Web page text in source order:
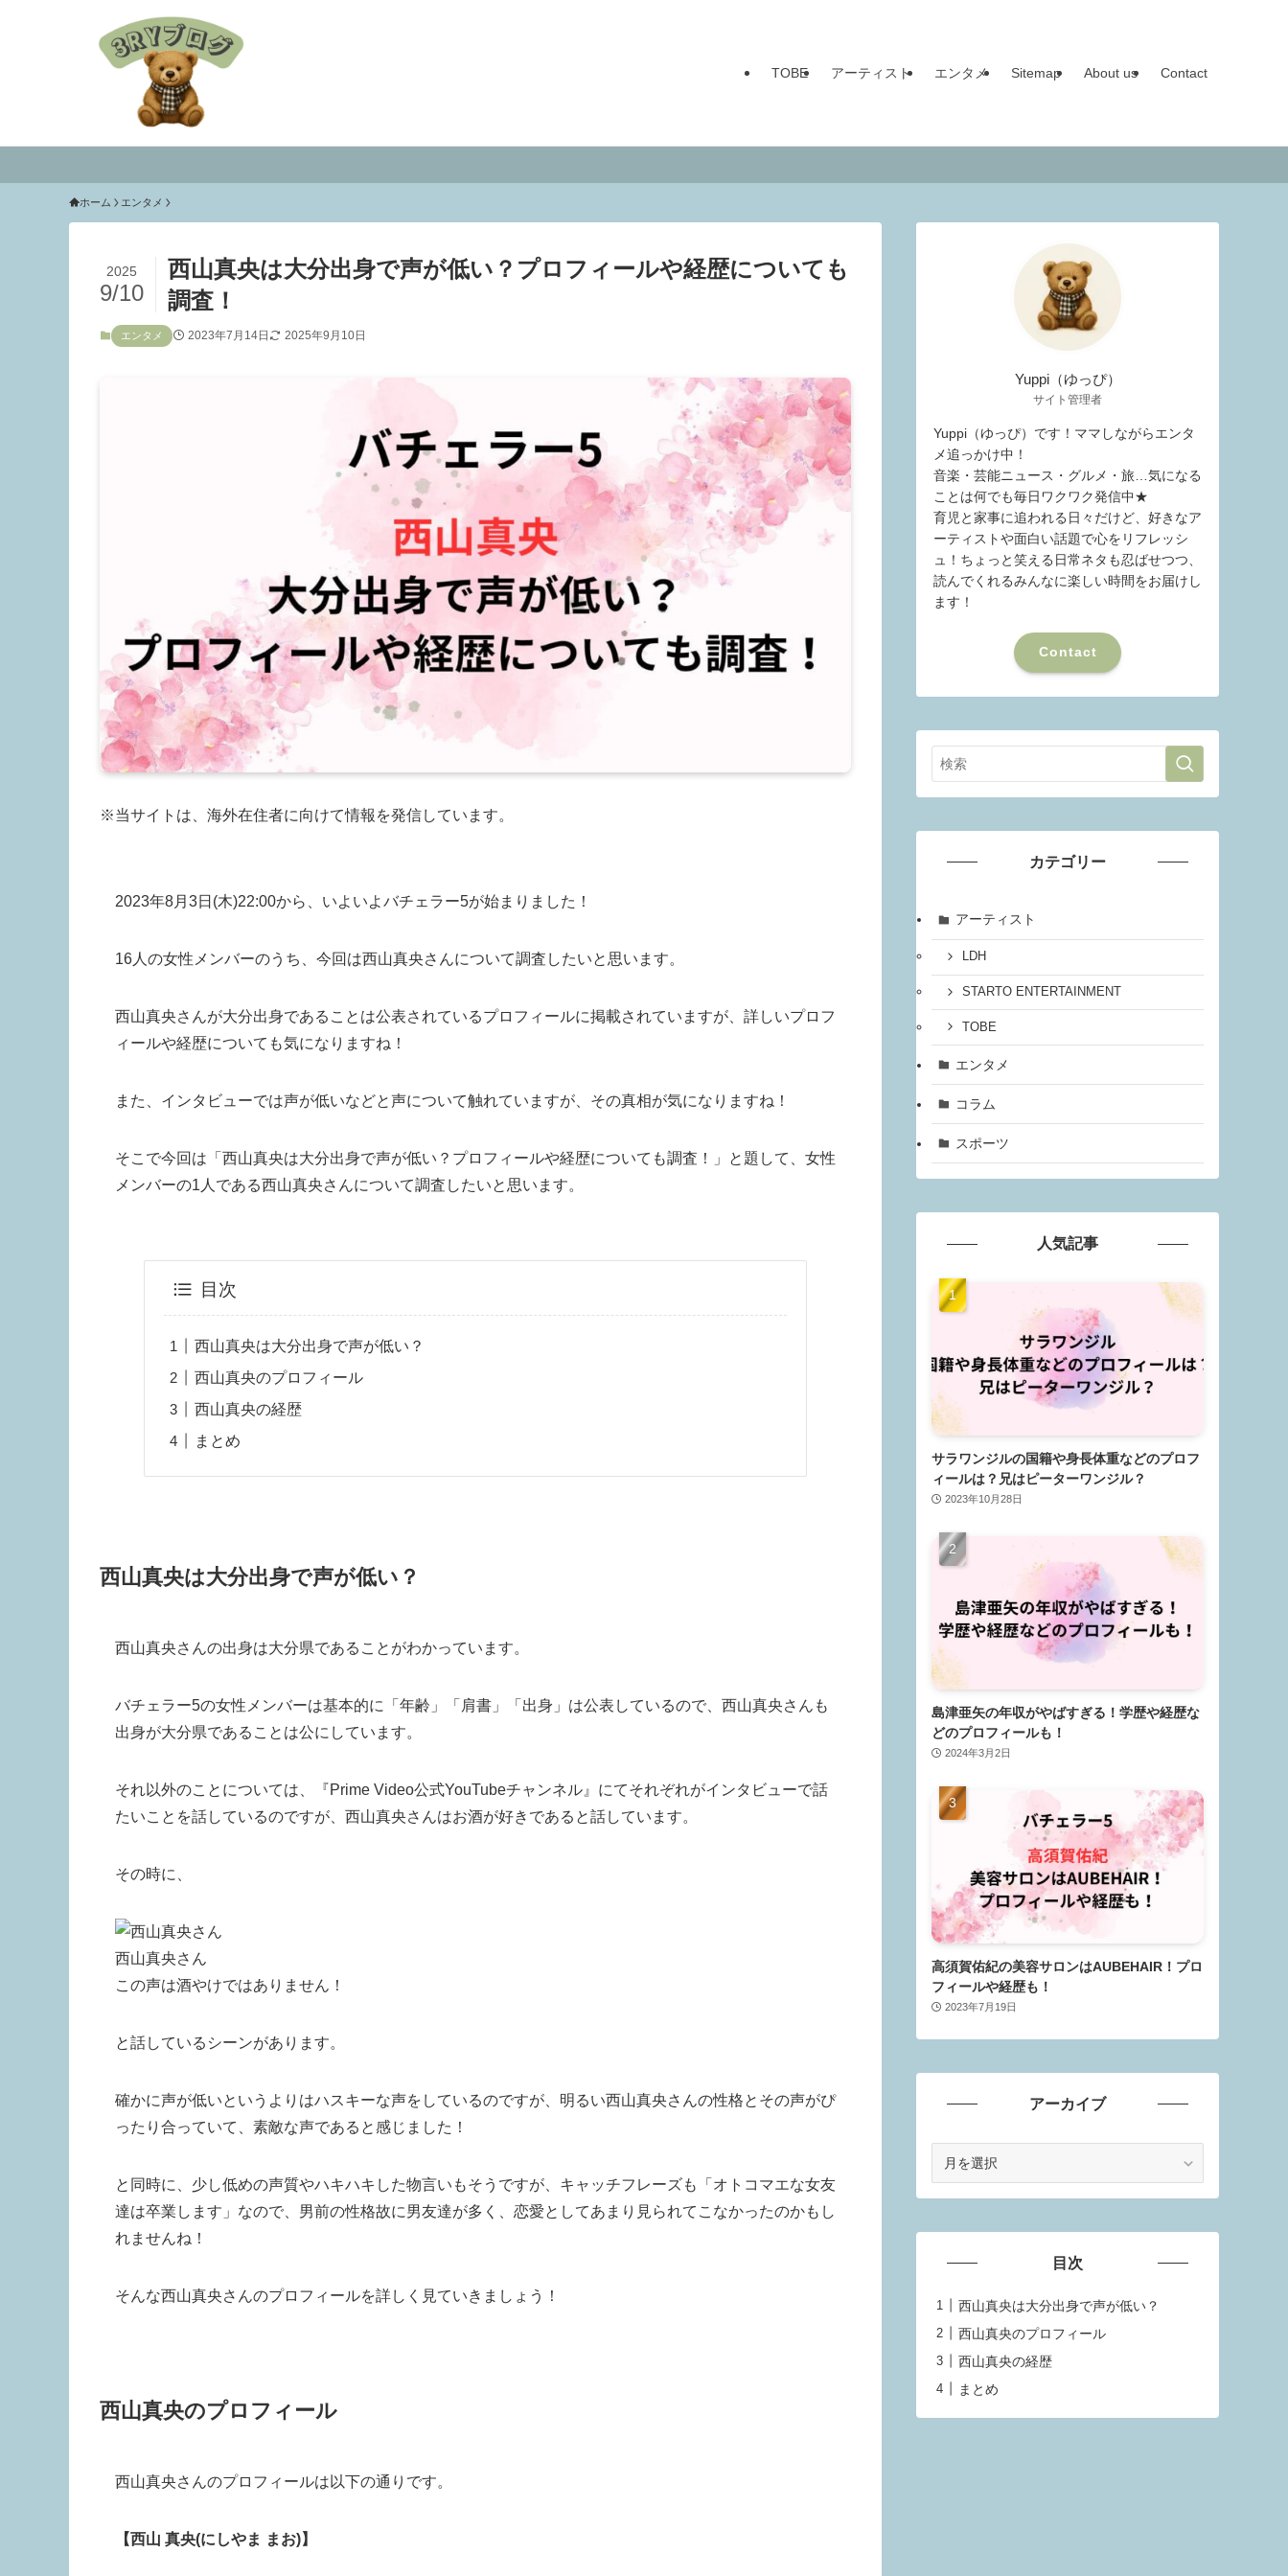
TOBE アーティスト エンタメ Sitemap About us Contact
ホーム エンタメ
西山真央は大分出身で声が低い？プロフィールや経歴についても
調査！
2025
9/10
エンタメ 2023年7月14日 2025年9月10日
※当サイトは、海外在住者に向けて情報を発信しています。
2023年8月3日(木)22:00から、いよいよバチェラー5が始まりました！
16人の女性メンバーのうち、今回は西山真央さんについて調査したいと思います。
西山真央さんが大分出身であることは公表されているプロフィールに掲載されていますが、詳しいプロフ
ィールや経歴についても気になりますね！
また、インタビューでは声が低いなどと声について触れていますが、その真相が気になりますね！
そこで今回は「西山真央は大分出身で声が低い？プロフィールや経歴についても調査！」と題して、女性
メンバーの1人である西山真央さんについて調査したいと思います。
目次
西山真央は大分出身で声が低い？
西山真央のプロフィール
西山真央の経歴
まとめ
西山真央は大分出身で声が低い？
西山真央さんの出身は大分県であることがわかっています。
バチェラー5の女性メンバーは基本的に「年齢」「肩書」「出身」は公表しているので、西山真央さんも
出身が大分県であることは公にしています。
それ以外のことについては、『Prime Video公式YouTubeチャンネル』にてそれぞれがインタビューで話
たいことを話しているのですが、西山真央さんはお酒が好きであると話しています。
その時に、
西山真央さん
この声は酒やけではありません！
と話しているシーンがあります。
確かに声が低いというよりはハスキーな声をしているのですが、明るい西山真央さんの性格とその声がぴ
ったり合っていて、素敵な声であると感じました！
と同時に、少し低めの声質やハキハキした物言いもそうですが、キャッチフレーズも「オトコマエな女友
達は卒業します」なので、男前の性格故に男友達が多く、恋愛としてあまり見られてこなかったのかもし
れませんね！
そんな西山真央さんのプロフィールを詳しく見ていきましょう！
西山真央のプロフィール
西山真央さんのプロフィールは以下の通りです。
【西山 真央(にしやま まお)】
Yuppi（ゆっぴ）
サイト管理者
Yuppi（ゆっぴ）です！ママしながらエンタ
メ追っかけ中！
音楽・芸能ニュース・グルメ・旅…気になる
ことは何でも毎日ワクワク発信中★
育児と家事に追われる日々だけど、好きなア
ーティストや面白い話題で心をリフレッシ
ュ！ちょっと笑える日常ネタも忍ばせつつ、
読んでくれるみんなに楽しい時間をお届けし
ます！
Contact
カテゴリー
アーティスト
LDH
STARTO ENTERTAINMENT
TOBE
エンタメ
コラム
スポーツ
人気記事
サラワンジルの国籍や身長体重などのプロフ
ィールは？兄はピーターワンジル？
2023年10月28日
島津亜矢の年収がやばすぎる！学歴や経歴な
どのプロフィールも！
2024年3月2日
高須賀佑紀の美容サロンはAUBEHAIR！プロ
フィールや経歴も！
2023年7月19日
アーカイブ
ブ
目次
西山真央は大分出身で声が低い？
西山真央のプロフィール
西山真央の経歴
まとめ